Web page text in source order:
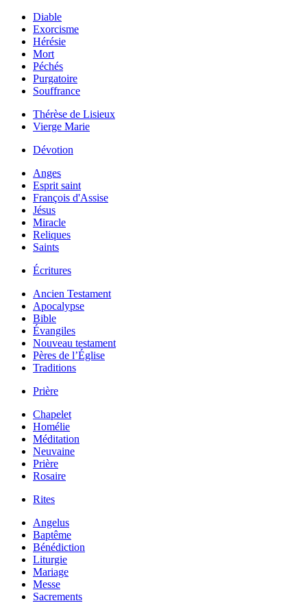
Diable
Exorcisme
Hérésie
Mort
Péchés
Purgatoire
Souffrance
Thérèse de Lisieux
Vierge Marie
Dévotion
Anges
Esprit saint
François d'Assise
Jésus
Miracle
Reliques
Saints
Écritures
Ancien Testament
Apocalypse
Bible
Évangiles
Nouveau testament
Pères de l’Église
Traditions
Prière
Chapelet
Homélie
Méditation
Neuvaine
Prière
Rosaire
Rites
Angelus
Baptême
Bénédiction
Liturgie
Mariage
Messe
Sacrements